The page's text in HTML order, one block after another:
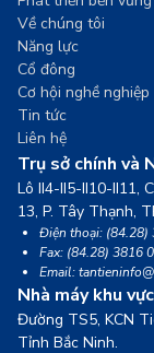
Trụ sở chính và
Lô II4-II5-II10-II11,
13, P. Tây Thạnh,
Điện thoại: (84.28)
Fax: (84.28) 3816
Email:
Nhà máy khu
Đường TS5, KCN
Tỉnh Bắc Ninh.
Về chúng tôi
Năng lực
Cổ đông
Cơ hội nghề nghiệp
Tin tức
Liên hệ